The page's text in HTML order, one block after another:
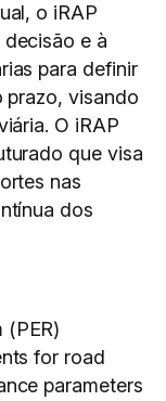
o iRAP
e à
para definir
prazo, visando
O iRAP
que visa
nas
dos
(PER)
for road
parameters